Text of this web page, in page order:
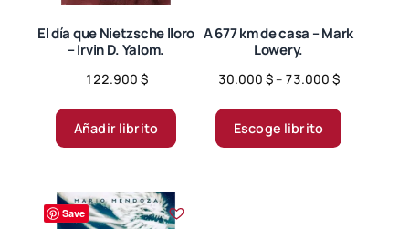
El día que Nietzsche lloro
– Irvin D. Yalom.
122.900 $
Añadir librito
A 677 km de casa – Mark
Lowery.
30.000 $– 73.000 $Price
30.000 $
Escoge librito
Save